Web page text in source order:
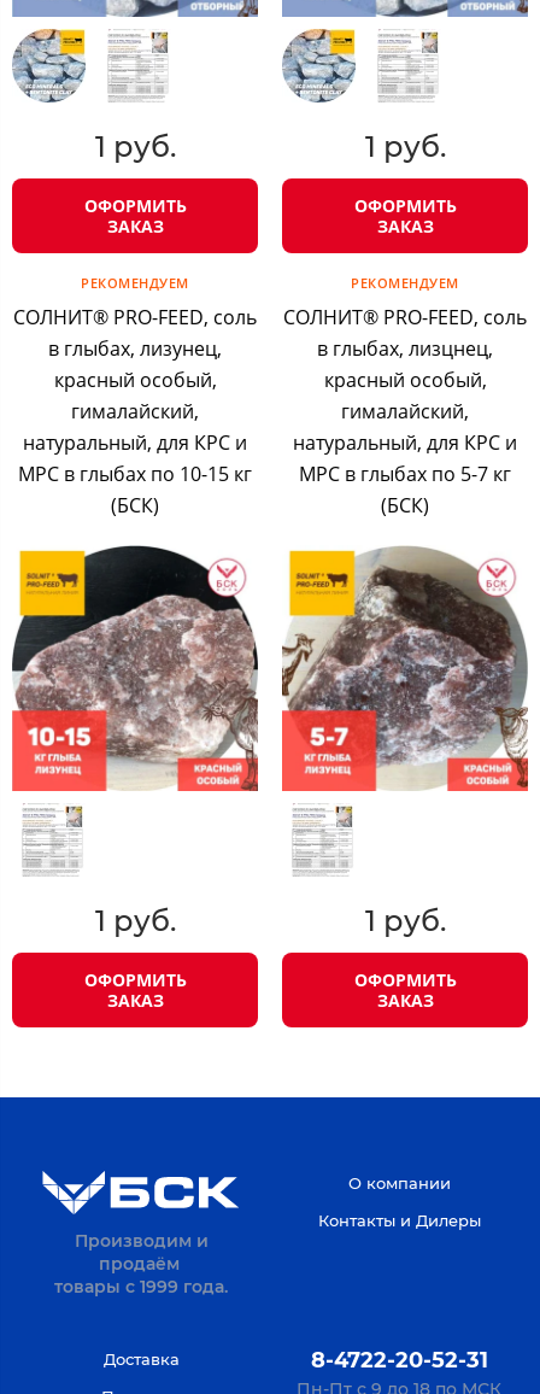
1 руб.
ОФОРМИТЬ
ЗАКАЗ
1 руб.
ОФОРМИТЬ
ЗАКАЗ
РЕКОМЕНДУЕМ
СОЛНИТ® PRO-FEED, соль
в глыбах, лизунец,
красный особый,
гималайский,
натуральный, для КРС и
МРС в глыбах по 10-15 кг
(БСК)
1 руб.
ОФОРМИТЬ
ЗАКАЗ
РЕКОМЕНДУЕМ
СОЛНИТ® PRO-FEED, соль
в глыбах, лизцнец,
красный особый,
гималайский,
натуральный, для КРС и
МРС в глыбах по 5-7 кг
(БСК)
1 руб.
ОФОРМИТЬ
ЗАКАЗ
Производим и
продаём
товары с 1999 года.
О компании
Контакты и Дилеры
Доставка
8-4722-20-52-31
Пн-Пт с 9 до 18 по МСК